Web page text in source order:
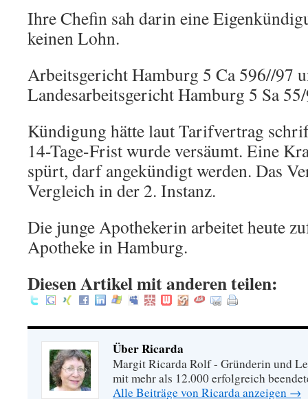
Ihre Chefin sah darin eine
keinen Lohn.
Arbeitsgericht Hamburg 5 Ca 596//97
Landesarbeitsgericht Hamburg 5 Sa
Kündigung hätte laut Tarifvertrag
14-Tage-Frist wurde versäumt. Eine
spürt, darf angekündigt werden. Das
Vergleich in der 2. Instanz.
Die junge Apothekerin arbeitet heute
Apotheke in Hamburg.
Diesen Artikel mit anderen teilen:
Über Ricarda
Margit Ricarda Rolf - Gründerin und
mit mehr als 12.000 erfolgreich
Alle Beiträge von Ricarda anzeigen →